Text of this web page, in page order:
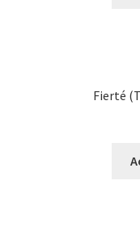
Fierté